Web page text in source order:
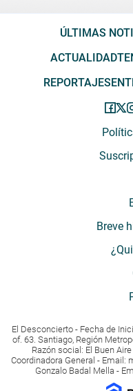
ÚLTIMAS
ACTUALIDAD
REPORTAJES
Breve
El Desconcierto - Fecha de
of. 63. Santiago, Región
Razón social: El Buen
Coordinadora General - Email:
Gonzalo Badal Mella -